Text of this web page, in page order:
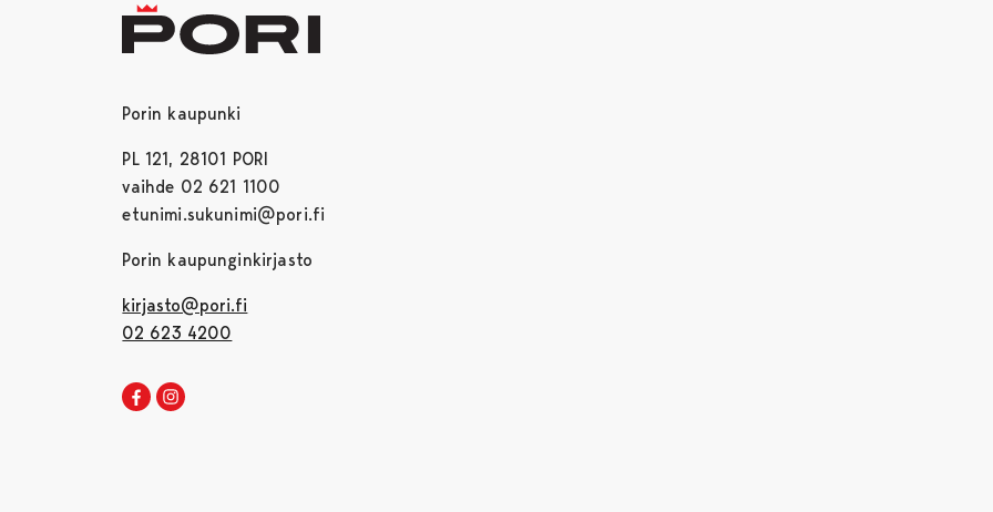
Porin kaupunki
PL 121, 28101 PORI
vaihde 02 621 1100
etunimi.sukunimi@pori.fi
Porin kaupunginkirjasto
kirjasto@pori.fi
02 623 4200
Porin kirjaston Facebook
Avautuu uudessa välilehdessä